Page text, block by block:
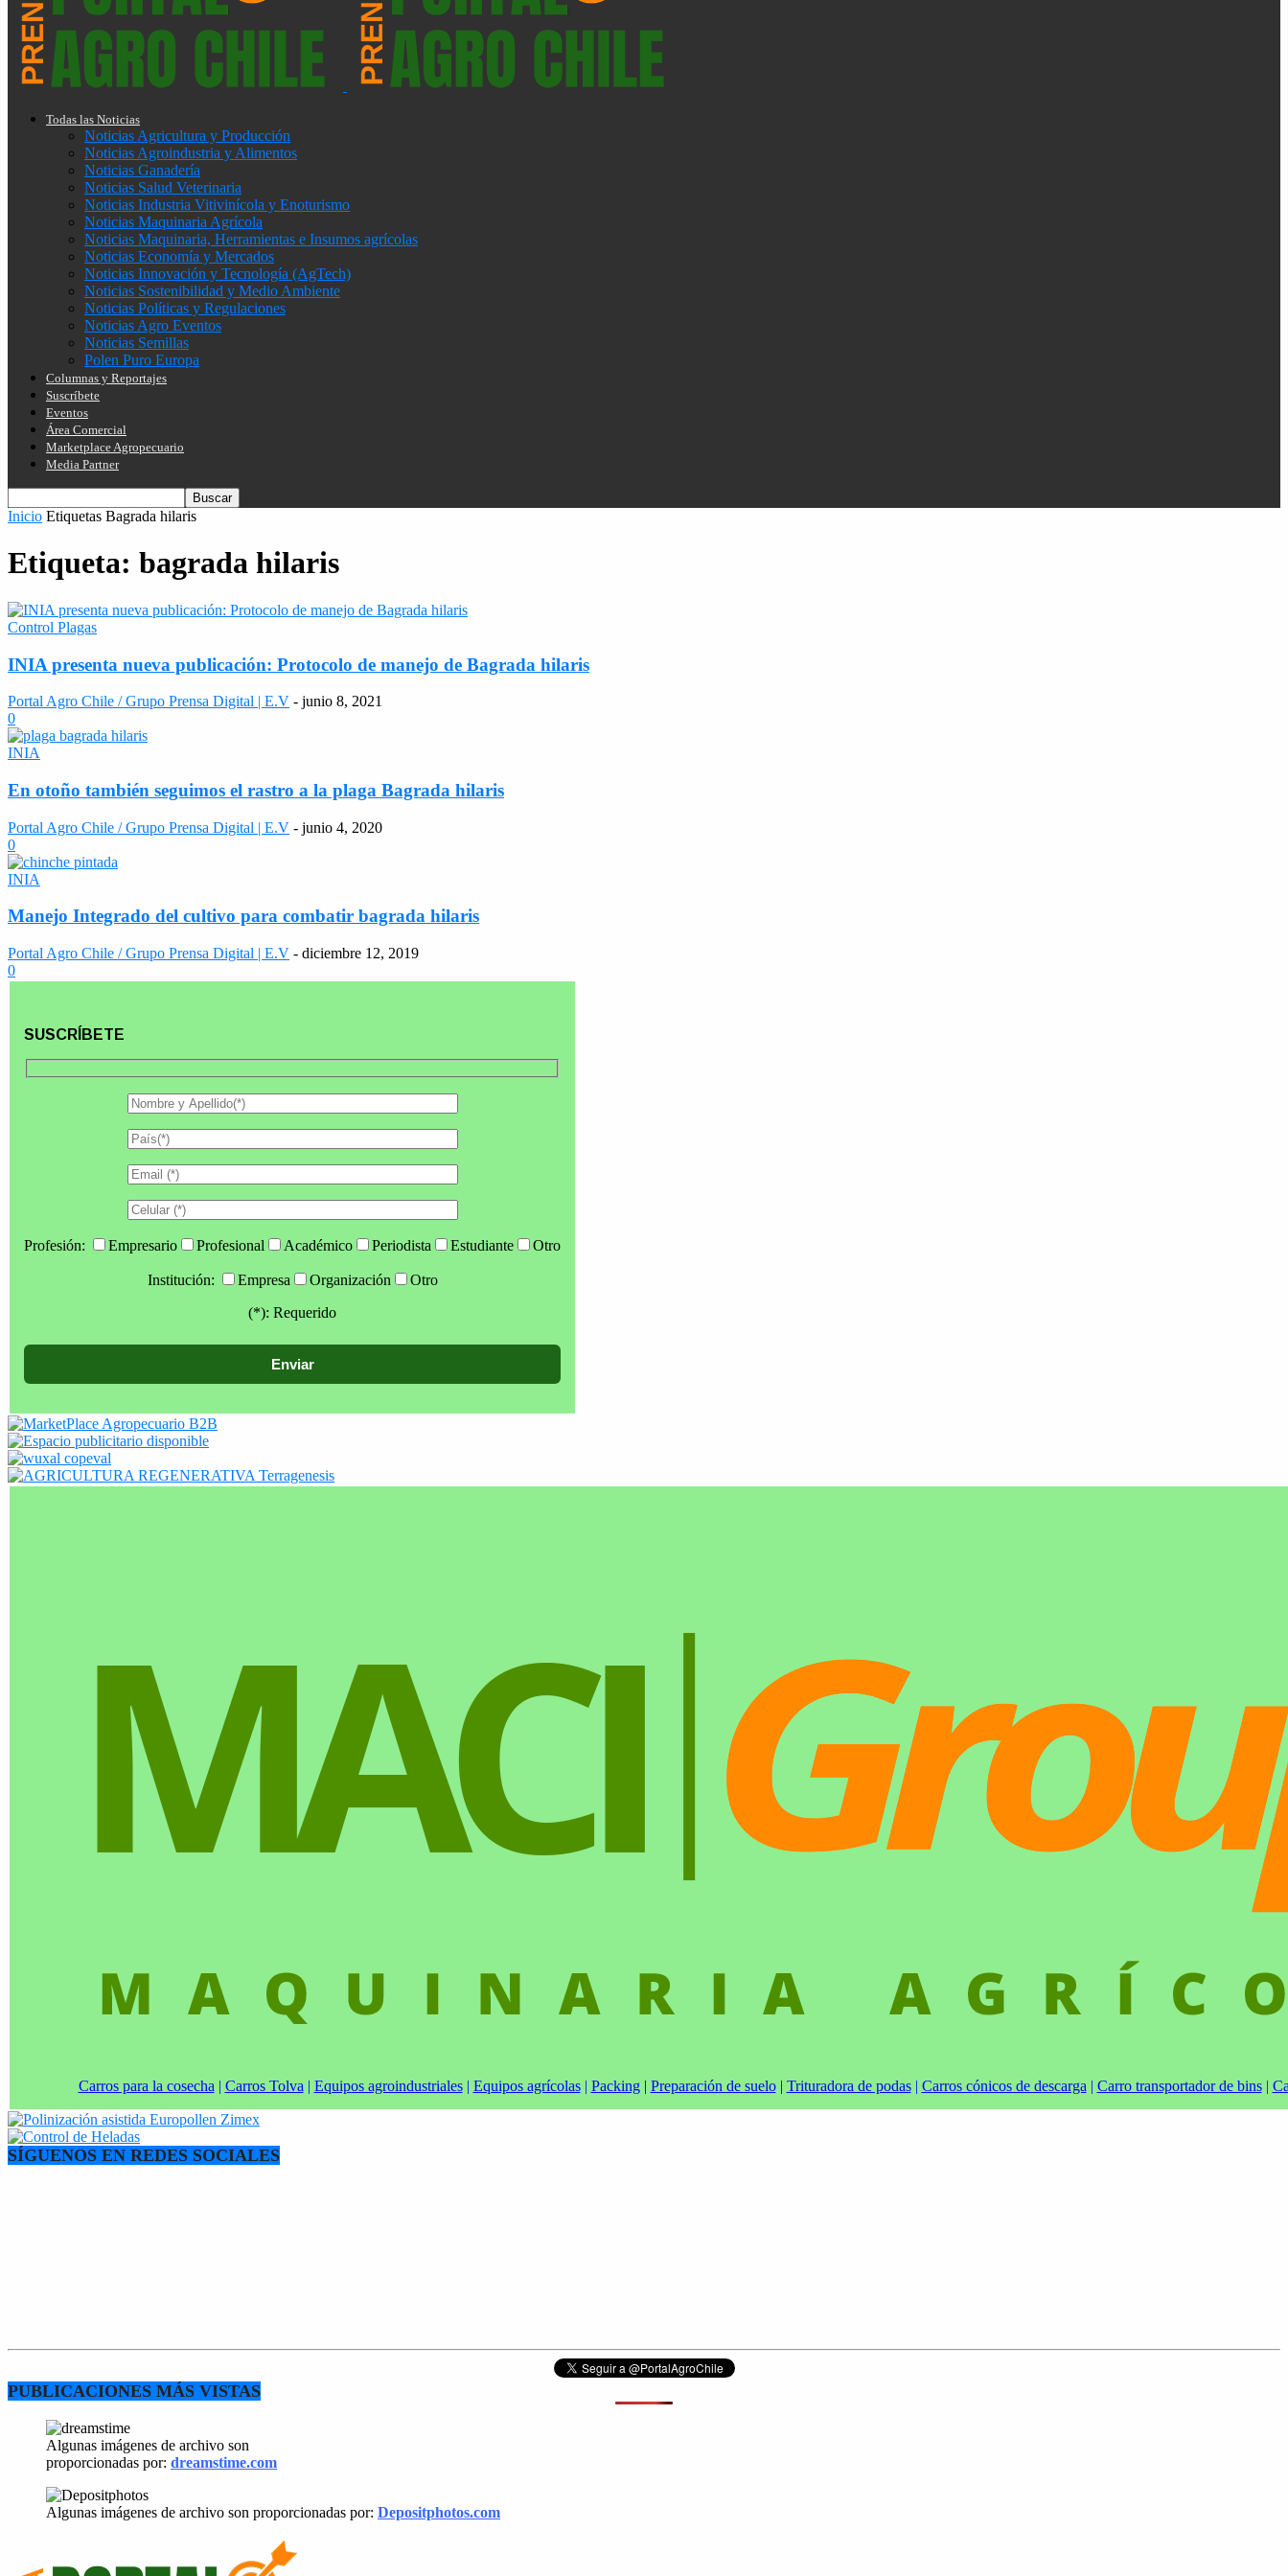
Todas las Noticias
Noticias Agricultura y Producción
Noticias Agroindustria y Alimentos
Noticias Ganadería
Noticias Salud Veterinaria
Noticias Industria Vitivinícola y Enoturismo
Noticias Maquinaria Agrícola
Noticias Maquinaria, Herramientas e Insumos agrícolas
Noticias Economía y Mercados
Noticias Innovación y Tecnología (AgTech)
Noticias Sostenibilidad y Medio Ambiente
Noticias Políticas y Regulaciones
Noticias Agro Eventos
Noticias Semillas
Polen Puro Europa
Columnas y Reportajes
Suscríbete
Eventos
Área Comercial
Marketplace Agropecuario
Media Partner
Inicio Etiquetas Bagrada hilaris
Etiqueta: bagrada hilaris
Control Plagas
INIA presenta nueva publicación: Protocolo de manejo de Bagrada hilaris
Portal Agro Chile / Grupo Prensa Digital | E.V - junio 8, 2021
0
INIA
En otoño también seguimos el rastro a la plaga Bagrada hilaris
Portal Agro Chile / Grupo Prensa Digital | E.V - junio 4, 2020
0
INIA
Manejo Integrado del cultivo para combatir bagrada hilaris
Portal Agro Chile / Grupo Prensa Digital | E.V - diciembre 12, 2019
0
SUSCRÍBETE
Profesión: Empresario Profesional Académico Periodista Estudiante Otro
Institución: Empresa Organización
Otro
(*): Requerido
Carros para la cosecha | Carros Tolva | Equipos agroindustriales| Equipos agrícolas| Packing| Preparación de suelo| Trituradora de podas| Carros cónicos de descarga | Carro transportador de bins|
SÍGUENOS EN REDES SOCIALES
PUBLICACIONES MÁS VISTAS
Algunas imágenes de archivo son
proporcionadas por: dreamstime.com
Algunas imágenes de archivo son proporcionadas por: Depositphotos.com